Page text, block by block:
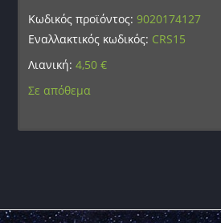
Κωδικός προϊόντος:9020174127
Εναλλακτικός κωδικός: CRS15
Λιανική:4,50€
Σε απόθεμα